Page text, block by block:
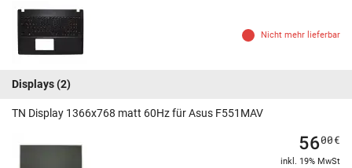
Nicht mehr lieferbar
Displays(2)
TN Display 1366x768 matt 60Hz für Asus F551MAV
5600€
inkl. 19% MwSt